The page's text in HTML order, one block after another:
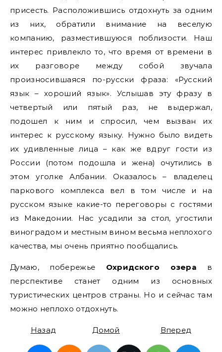
присесть. Расположившись отдохнуть за одним
из них, обратили внимание на веселую
компанию, разместившуюся поблизости. Наш
интерес привлекло то, что время от времени в
их разговоре между собой звучала
произносившаяся по-русски фраза: «Русский
язык – хороший язык». Услышав эту фразу в
четвертый или пятый раз, не выдержал,
подошел к ним и спросил, чем вызван их
интерес к русскому языку. Нужно было видеть
их удивленные лица – как же вдруг гости из
России (потом подошла и жена) очутились в
этом уголке Албании. Оказалось – владелец
паркового комплекса вел в том числе и на
русском языке какие-то переговоры с гостями
из Македонии. Нас усадили за стол, угостили
виноградом и местным вином весьма неплохого
качества, мы очень приятно пообщались.
Думаю, побережье Охридского озера в
перспективе станет одним из основных
туристических центров страны. Но и сейчас там
можно неплохо отдохнуть.
Назад Домой Вперед